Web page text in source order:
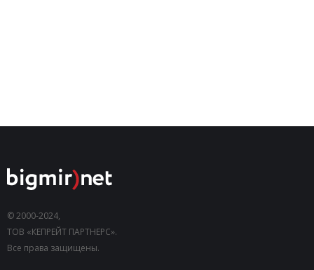
© 2000-2024,
ТОВ «КЕПРЕЙТ ПАРТНЕРС».
Все права защищены.